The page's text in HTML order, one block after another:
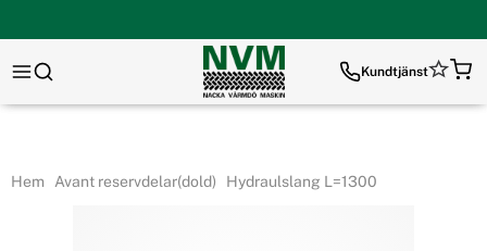
Kundtjänst
Hem Avant reservdelar(dold) Hydraulslang L=1300